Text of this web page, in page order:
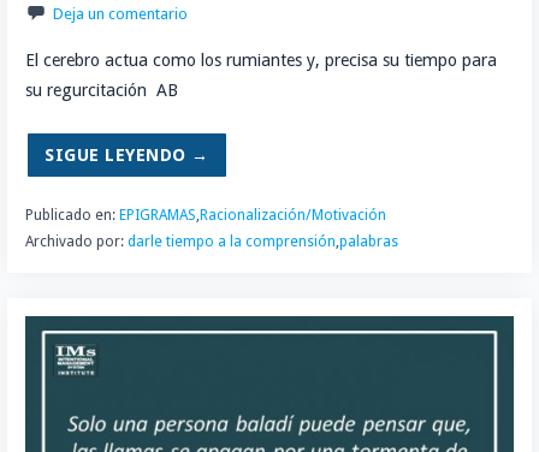
Deja un comentario
El cerebro actua como los rumiantes y, precisa su tiempo para
su regurcitación AB
SIGUE LEYENDO →
Publicado en: EPIGRAMAS,Racionalización/Motivación
Archivado por: darle tiempo a la comprensión,palabras